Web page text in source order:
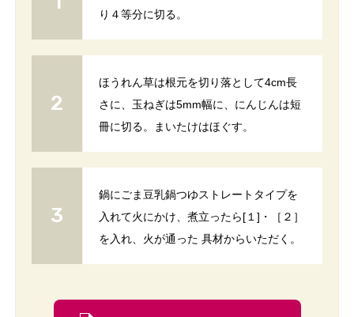
り４等分に切る。
ほうれん草は根元を切り落として4cm長
さに、玉ねぎは5mm幅に、にんじんは短
冊に切る。まいたけはほぐす。
鍋にごま豆乳鍋つゆストレートタイプを
入れて火にかけ、煮立ったら[１]・［２］
を入れ、火が通った 具材からいただく。